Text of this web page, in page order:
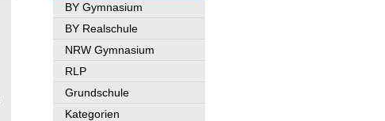
BY Gymnasium
BY Realschule
NRW Gymnasium
RLP
Grundschule
Kategorien